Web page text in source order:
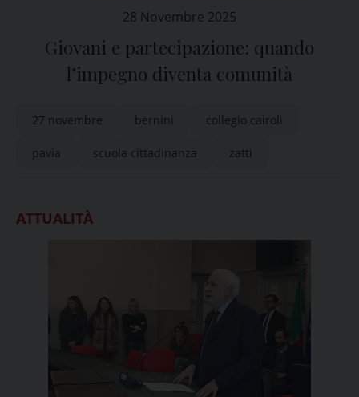
28 Novembre 2025
Giovani e partecipazione: quando
l’impegno diventa comunità
27 novembre bernini collegio cairoli
pavia scuola cittadinanza zatti
ATTUALITÀ